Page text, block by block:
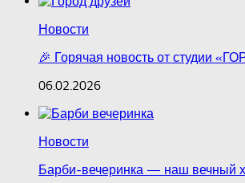
Новости
🎉 Горячая новость от студии
06.02.2026
Новости
Барби‑вечеринка — наш вечный